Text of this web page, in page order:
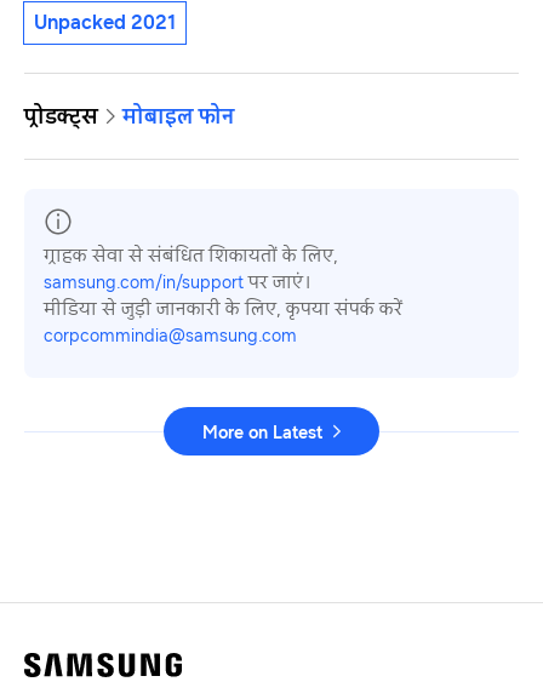
Unpacked 2021
प्रोडक्ट्स मोबाइल फोन
ग्राहक सेवा से संबंधित शिकायतों के लिए,
samsung.com/in/supportपर जाएं।
मीडिया से जुड़ी जानकारी के लिए, कृपया संपर्क करें
corpcommindia@samsung.com
More on Latest